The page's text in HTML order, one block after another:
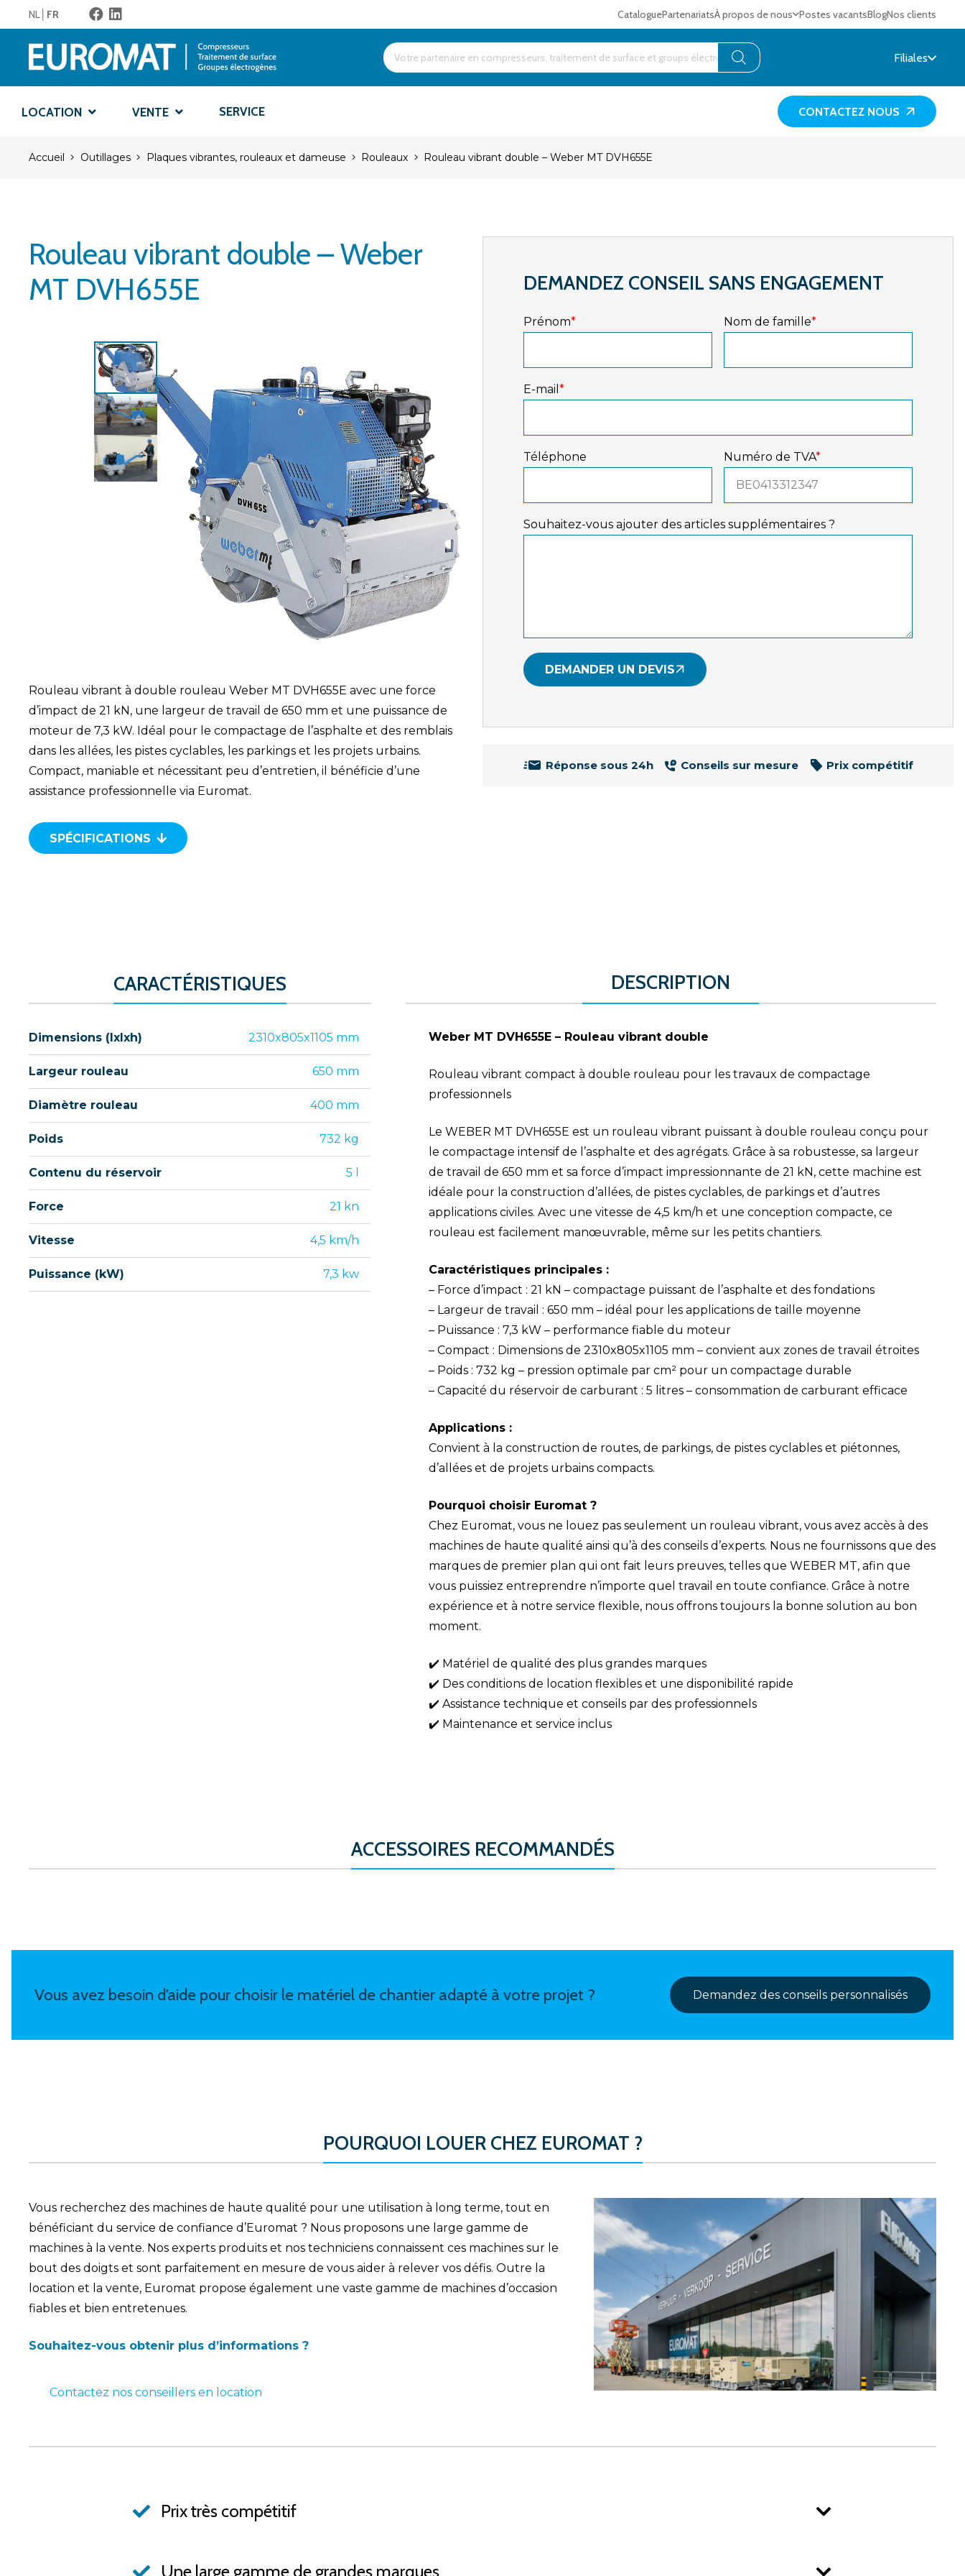
NL FR CataloguePartenariatsÀ propos de nous Postes vacantsBlogNos clients
Products
search
Filiales
LOCATION VENTE SERVICE CONTACTEZ NOUS
Accueil Outillages Plaques vibrantes, rouleaux et dameuse Rouleaux Rouleau vibrant double – Weber MT DVH655E
Rouleau vibrant double – Weber
MT DVH655E
Rouleau vibrant à double rouleau Weber MT DVH655E avec une force
d’impact de 21 kN, une largeur de travail de 650 mm et une puissance de
moteur de 7,3 kW. Idéal pour le compactage de l’asphalte et des remblais
dans les allées, les pistes cyclables, les parkings et les projets urbains.
Compact, maniable et nécessitant peu d’entretien, il bénéficie d’une
assistance professionnelle via Euromat.
SPÉCIFICATIONS
DEMANDEZ CONSEIL SANS ENGAGEMENT
Prénom* Nom de famille*
E-mail *
Téléphone Numéro de TVA*
Souhaitez-vous ajouter des articles supplémentaires ?
DEMANDER UN DEVIS
Réponse sous 24h Conseils sur mesure Prix compétitif
CARACTÉRISTIQUES
Dimensions (lxlxh) 2310x805x1105 mm
Largeur rouleau 650 mm
Diamètre rouleau 400 mm
Poids 732 kg
Contenu du réservoir 5 l
Force 21 kn
Vitesse 4,5 km/h
Puissance (kW) 7,3 kw
DESCRIPTION
Weber MT DVH655E – Rouleau vibrant double
Rouleau vibrant compact à double rouleau pour les travaux de compactage
professionnels
Le WEBER MT DVH655E est un rouleau vibrant puissant à double rouleau conçu pour
le compactage intensif de l’asphalte et des agrégats. Grâce à sa robustesse, sa largeur
de travail de 650 mm et sa force d’impact impressionnante de 21 kN, cette machine est
idéale pour la construction d’allées, de pistes cyclables, de parkings et d’autres
applications civiles. Avec une vitesse de 4,5 km/h et une conception compacte, ce
rouleau est facilement manœuvrable, même sur les petits chantiers.
Caractéristiques principales :
– Force d’impact : 21 kN – compactage puissant de l’asphalte et des fondations
– Largeur de travail : 650 mm – idéal pour les applications de taille moyenne
– Puissance : 7,3 kW – performance fiable du moteur
– Compact : Dimensions de 2310x805x1105 mm – convient aux zones de travail étroites
– Poids : 732 kg – pression optimale par cm² pour un compactage durable
– Capacité du réservoir de carburant : 5 litres – consommation de carburant efficace
Applications :
Convient à la construction de routes, de parkings, de pistes cyclables et piétonnes,
d’allées et de projets urbains compacts.
Pourquoi choisir Euromat ?
Chez Euromat, vous ne louez pas seulement un rouleau vibrant, vous avez accès à des
machines de haute qualité ainsi qu’à des conseils d’experts. Nous ne fournissons que des
marques de premier plan qui ont fait leurs preuves, telles que WEBER MT, afin que
vous puissiez entreprendre n’importe quel travail en toute confiance. Grâce à notre
expérience et à notre service flexible, nous offrons toujours la bonne solution au bon
moment.
✔️ Matériel de qualité des plus grandes marques
✔️ Des conditions de location flexibles et une disponibilité rapide
✔️ Assistance technique et conseils par des professionnels
✔️ Maintenance et service inclus
ACCESSOIRES RECOMMANDÉS
Vous avez besoin d’aide pour choisir le matériel de chantier adapté à votre projet ? Demandez des conseils personnalisés
POURQUOI LOUER CHEZ EUROMAT ?
Vous recherchez des machines de haute qualité pour une utilisation à long terme, tout en
bénéficiant du service de confiance d’Euromat ? Nous proposons une large gamme de
machines à la vente. Nos experts produits et nos techniciens connaissent ces machines sur le
bout des doigts et sont parfaitement en mesure de vous aider à relever vos défis. Outre la
location et la vente, Euromat propose également une vaste gamme de machines d’occasion
fiables et bien entretenues.
Souhaitez-vous obtenir plus d’informations ?
Contactez nos conseillers en location
Prix très compétitif
Une large gamme de grandes marques